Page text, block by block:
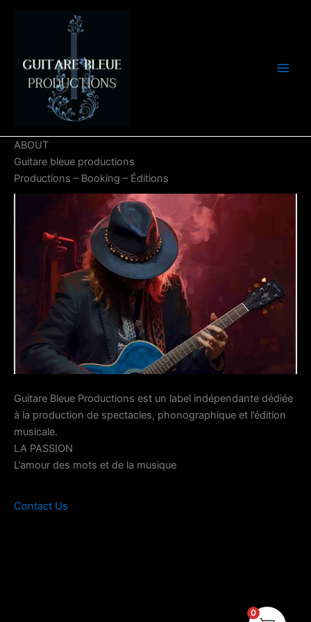
ABOUT
Guitare bleue productions
Productions – Booking – Éditions
Guitare Bleue Productions est un label indépendante dédiée
à la production de spectacles, phonographique et l’édition
musicale.
LA PASSION
L’amour des mots et de la musique
Contact Us
0